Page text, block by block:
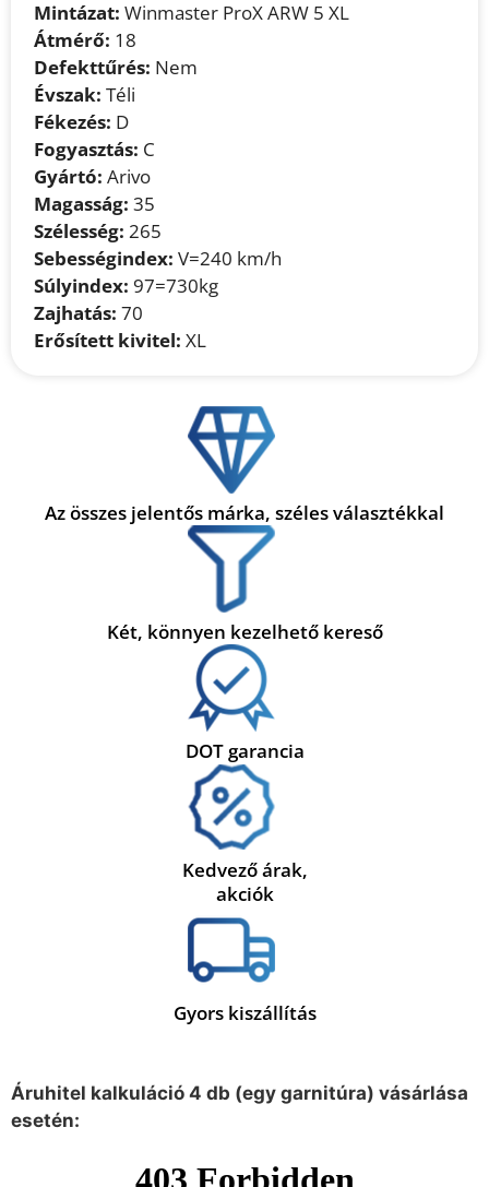
Mintázat: Winmaster ProX ARW 5 XL
Átmérő: 18
Defekttűrés: Nem
Évszak: Téli
Fékezés: D
Fogyasztás: C
Gyártó: Arivo
Magasság: 35
Szélesség: 265
Sebességindex: V=240 km/h
Súlyindex: 97=730kg
Zajhatás: 70
Erősített kivitel: XL
Az összes jelentős márka, széles választékkal
Két, könnyen kezelhető kereső
DOT garancia
Kedvező árak,
akciók
Gyors kiszállítás
Áruhitel kalkuláció 4 db (egy garnitúra) vásárlása
esetén: